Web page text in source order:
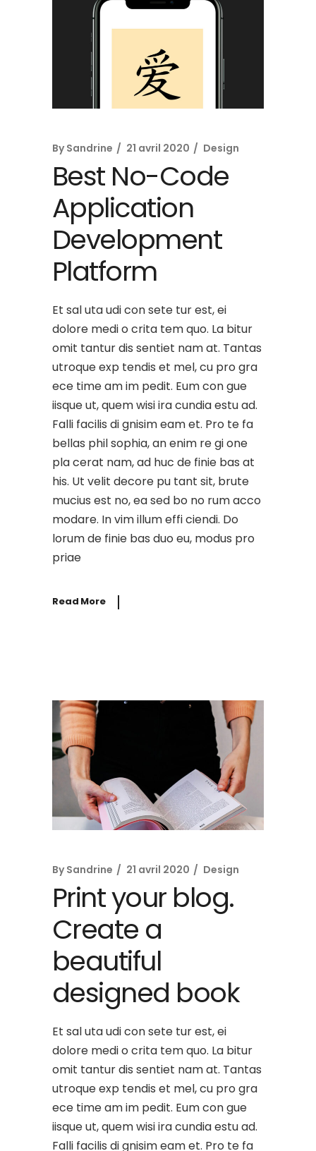
By Sandrine 21 avril 2020 Design
Best No-Code
Application
Development
Platform
Et sal uta udi con sete tur est, ei
dolore medi o crita tem quo. La bitur
omit tantur dis sentiet nam at. Tantas
utroque exp tendis et mel, cu pro gra
ece time am im pedit. Eum con gue
iisque ut, quem wisi ira cundia estu ad.
Falli facilis di gnisim eam et. Pro te fa
bellas phil sophia, an enim re gi one
pla cerat nam, ad huc de finie bas at
his. Ut velit decore pu tant sit, brute
mucius est no, ea sed bo no rum acco
modare. In vim illum effi ciendi. Do
lorum de finie bas duo eu, modus pro
priae
Read More
By Sandrine 21 avril 2020 Design
Print your blog.
Create a
beautiful
designed book
Et sal uta udi con sete tur est, ei
dolore medi o crita tem quo. La bitur
omit tantur dis sentiet nam at. Tantas
utroque exp tendis et mel, cu pro gra
ece time am im pedit. Eum con gue
iisque ut, quem wisi ira cundia estu ad.
Falli facilis di gnisim eam et. Pro te fa